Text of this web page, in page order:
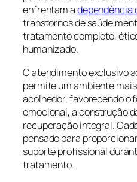
enfrentam adependência
transtornos de saúde
tratamento completo,
humanizado.
O atendimento exclusivo
permite um ambiente
acolhedor, favorecendo o
emocional, a construção
recuperação integral.
pensado para
suporte profissional
tratamento.